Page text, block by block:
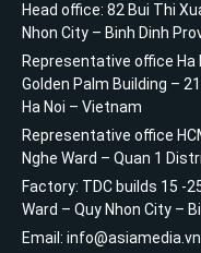
Head office: 82 Bui Thi
Nhon City – Binh Dinh
Representative office Ha
Golden Palm Building –
Ha Noi – Vietnam
Representative office
Nghe Ward – Quan 1
Factory: TDC builds 15 -
Ward – Quy Nhon City –
Email: info@asiamedia.vn